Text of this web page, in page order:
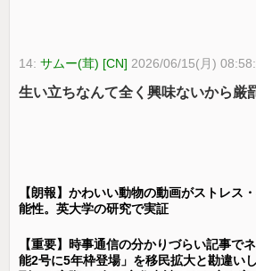
14:サムー(茸) [CN] 2026/06/15(月)
生い立ちなんて全く興味ないから厳
【朗報】かわいい動物の動画がストレス
能性。英大学の研究で実証
【重要】時事通信の分かりづらい記事で
能2号に5年枠登場」を移民拡大と勘違い